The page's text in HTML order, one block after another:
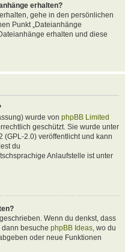
erhalten?
gehe in den persönlichen
Punkt „Dateianhänge
erhalten und diese
wurde von phpBB Limited
geschützt. Sie wurde unter
(GPL-2.0) veröffentlicht und kann
du
Anlaufstelle ist unter
Wenn du denkst, dass
besuche phpBB Ideas , wo du
oder neue Funktionen